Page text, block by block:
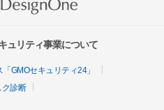
ュリティ事業について
GMOセキュリティ24」
ク診断